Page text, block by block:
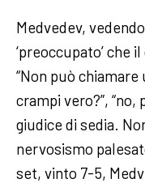
Medvedev,
‘preoccupato’ che
“Non può
crampi vero?”, “no,
giudice di sedia.
nervosismo
set, vinto 7-5,